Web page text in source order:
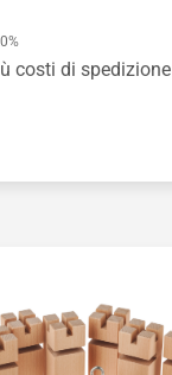
costi di spedizione